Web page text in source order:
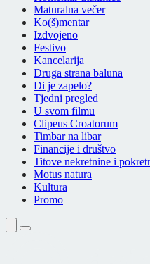
Maturalna večer
Ko(š)mentar
Izdvojeno
Festivo
Kancelarija
Druga strana baluna
Di je zapelo?
Tjedni pregled
U svom filmu
Clipeus Croatorum
Timbar na libar
Financije i društvo
Titove nekretnine i
Motus natura
Kultura
Promo